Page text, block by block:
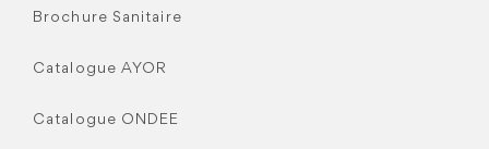
Brochure Sanitaire
Catalogue AYOR
Catalogue ONDEE